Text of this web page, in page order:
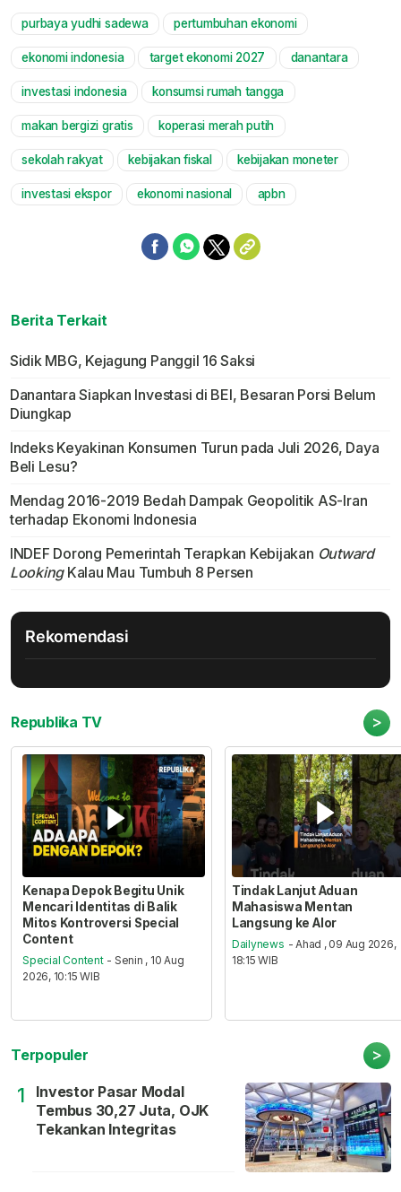
purbaya yudhi sadewa pertumbuhan ekonomi
ekonomi indonesia target ekonomi 2027 danantara
investasi indonesia konsumsi rumah tangga
makan bergizi gratis koperasi merah putih
sekolah rakyat kebijakan fiskal kebijakan moneter
investasi ekspor ekonomi nasional apbn
Berita Terkait
Sidik MBG, Kejagung Panggil 16 Saksi
Danantara Siapkan Investasi di BEI, Besaran Porsi Belum
Diungkap
Indeks Keyakinan Konsumen Turun pada Juli 2026, Daya
Beli Lesu?
Mendag 2016-2019 Bedah Dampak Geopolitik AS-Iran
terhadap Ekonomi Indonesia
INDEF Dorong Pemerintah Terapkan Kebijakan Outward
LookingKalau Mau Tumbuh 8 Persen
Rekomendasi
Republika TV >
Kenapa Depok Begitu Unik
Mencari Identitas di Balik
Mitos Kontroversi Special
Content
Special Content - Senin , 10 Aug
2026, 10:15 WIB
Tindak Lanjut Aduan
Mahasiswa Mentan
Langsung ke Alor
Dailynews - Ahad , 09 Aug 2026,
18:15 WIB
Terpopuler >
1
Investor Pasar Modal
Tembus 30,27 Juta, OJK
Tekankan Integritas